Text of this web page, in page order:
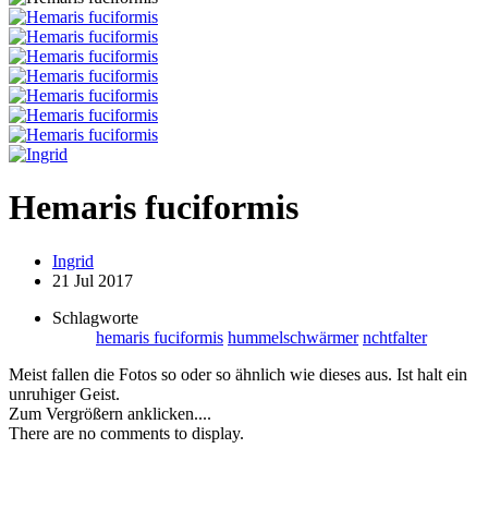
Hemaris fuciformis
Ingrid
21 Jul 2017
Schlagworte
hemaris fuciformis hummelschwärmer nchtfalter
Meist fallen die Fotos so oder so ähnlich wie dieses aus. Ist halt ein
unruhiger Geist.
Zum Vergrößern anklicken....
There are no comments to display.